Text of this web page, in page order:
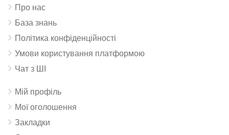
Про нас
База знань
Політика конфіденційності
Умови користування платформою
Чат з ШІ
Мій профіль
Мої оголошення
Закладки